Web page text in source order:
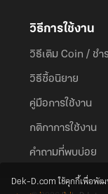
วิธีการใช้งาน
วิธีเติม Coin / ชำ
วิธีซื้อนิยาย
คู่มือการใช้งาน
กติกาการใช้งาน
คำถามที่พบบ่อย
Dek-D.com ใช้คุกกี้เพื่อพั